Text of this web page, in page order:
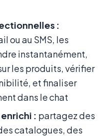
:
ou au SMS, les
instantanément,
les produits, vérifier
et finaliser
dans le chat
: partagez des
catalogues, des